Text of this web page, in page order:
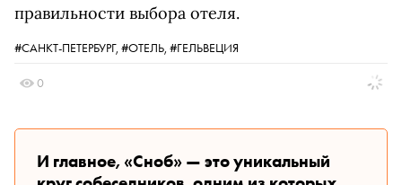
правильности выбора отеля.
#САНКТ-ПЕТЕРБУРГ, #ОТЕЛЬ, #ГЕЛЬВЕЦИЯ
0
И главное, «Сноб» — это уникальный